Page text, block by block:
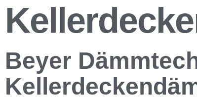
Beyer